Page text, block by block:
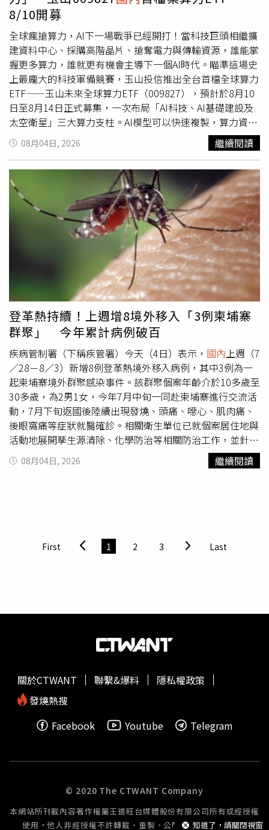
妻決定把原本的小型房車換成家庭休旅車。雖然雙薪收入穩
定，但房貸、教育基金與家庭生活支出同樣不能忽略。在陽
信銀行的協助下，夫妻重新調整自備款比例及貸款期數，讓
每月還款維持在家庭可負擔範圍，也保留充足的預備金。
「真正讓人安心的，不只是核貸，而是有人願意陪你一起規
畫。」陳小姐說。一般而言，新車貸款業務多半與銀行配
合，中古車商則較常選擇與金融公司配合。（圖／黃耀徵
攝）比的不只是利率，而是服務近年銀行車貸競爭日益激
烈，各家產品差異逐漸縮小。然而，對消費者而言，一筆好
的貸款，不只是利率是否優惠，更包括申辦流程是否透明、
費用是否清楚揭露、還款方式是否符合需求，以及是否有專
人提供完整諮詢。目前國內車貸市場，主要分為銀行與金融
公司兩大貸款體系，都有提供新車、中古車及原車融資的貸
款。以新車的貸款為例，一般銀行提供的利率，依還款期數
區別，約在3～4%左右，各銀行間差距不大；而金融公司則
因資金成本較高，利率在5～8%之間，比一般銀行高。一般
而言，新車車商的貸款業務多半會與銀行配合，中古車商則
較常選擇與金融公司配合。但消費者較少知道的是，不管是
購買新車或中古車，消費者都可以指定自己想要配合的銀
行。陽信銀行目前提供新車貸款、中古車貸款及原車融資等
多元產品，貸款期間最長可達84期，並清楚揭露貸款利率、
總費用年百分率（APR）、相關手續費及提前清償規定，協
助消費者在申辦前充分了解整體成本，而不是只比較表面的
利率數字。另一方面，陽信銀行也與
建立長期合作關係，從案件受理、文件準備到交車流程，都
累積豐富經驗，讓效率與服務兼顧。張經理表示：「我們一
直相信，車貸不是一筆交易，而是一段關係的開始。客戶今
天因為買車與陽信建立往來，未來可能還有房貸、理財、企
業融資等不同需求，因此我們希望建立的是長期信任，而不
是一次性的貸款服務。」即使同樣屬於銀行系統，從地方金
融轉型的陽信銀行，也較一般大型銀行更懂得服務客戶。張
經理舉例，曾有一位要辦理車貸的客戶，每天都要忙到很晚
才能回家，陽信的車貸專員也會配合時間到客戶家中辦理對
來愈快速，線上申辦、數位審核已成為趨勢。但科技可以縮
短等待時間，卻無法取代人與人之間建立的信任。陽信銀行
差距不大，但每一筆貸款的背後，卻都有不同的人生故事；
而銀行存在的價值，就是陪伴這些故事，走得更長、更
陽信銀行始終沒有改變的，是對人的重視。因為一輛車，承
載的不只是移動。一筆車貸，承載的也不只是資金。它承載
的，是一家人的生活、一位創業者的夢想、一段人生即將展
開的新旅程。陽信銀行希望陪伴的，不只是那輛車，更是車
通報。防檢署各分署亦將依轄區風險，持續強化旅客行李安
檢、X光判讀、人工查驗及檢疫宣導，嚴守國境防線。應變
中心提醒，為強化風險控管 ，今日已公告暫停金門地區豬
肉及其加工產品輸往臺灣本島及其他離島，至少須連續1週
無疫情發生，始得解除相關管制措施。應變中心呼籲，民眾
如於岸際發現疑似海漂豬隻或其他動物屍體，切勿接觸、搬
動或自行處理，應立即通報海巡或地方動物防疫機關。旅客
切勿違規攜帶豬肉及其製品入境；養豬場亦應落實人員及車
輛門禁、進出消毒、場區環境清潔及異常死亡通報，共同防
8/10開募
全球瘋搶算力，AI下一場戰爭已經開打！當科技巨頭相繼擴
建資料中心、採購高階晶片、搶奪電力與傳輸資源，誰能掌
握更多算力，誰就更有機會主導下一個AI時代。瞄準這場史
上最龐大的科技軍備競賽，玉山投信推出全台首檔全球算力
ETF——玉山未來全球算力ETF（009827），預計於8月10
日至8月14日正式募集，一次布局「AI科技、AI基礎建設及
太空衛星」三大算力支柱。AI模型可以快速複製，算力資源
卻不是說有就有。晶片產能、資料中心空間、穩定電力與高
速網路，正成為全球科技巨頭爭相搶奪的稀缺資產。這也讓
鏈，形成更長、更廣、也更具延續性的成長賽道。台股後續
最有力的成長引擎，仍然是AI。只是下一波受惠主角，將從
晶圓代工與伺服器，全面擴散至記憶體、散熱、電源、重
電、資料中心與網通。放眼全球，2026年美股11大產業獲
利預估全面正成長，其中科技產業獲利成長預估達43.4%，
僅次於能源65.3%，顯示這波AI行情不只靠想像，更有企業
獲利作為強力後盾。009827以AI科技50%、AI基礎建設
30%、太空衛星20%的配置，直攻AI從晶片走向完整算力生
態系的爆發商機。009827布局版圖一路從地面延伸至太
空：AI科技涵蓋半導體、雲端運算及AI軟體；AI基礎建設納
入資料中心、電力公用事業、替代能源、工業電氣與發電設
備；太空衛星則掌握設備與服務。這不是押一檔熱門股，而
是一次包辦AI運作不可或缺的整條算力命脈。這場算力大
戰，也早已被全球科技領袖點名。OpenAI執行長山姆．奧
特曼指出，未來算力將成為全球最昂貴、最重要的資源之
一；NVIDIA執行長黃仁勳更直言，AI已從技術展示走向實際
獲利，「算力就是營收，算力就是利潤」，企業擁有的算力
愈多、運算效率愈高，就能產出更多可創造收益的Token，
也讓算力由科技規格正式升級為企業成長與營收競爭的核
心；SpaceX執行長伊隆．馬斯克則持續看好太空運算發
展，認為未來太空算力規模有機會超越地面。這股席捲全球
化報酬率達25.7%，展現亮眼的成長動能報酬。隨著全球科
技巨頭持續擴大AI基礎建設投資，算力正從科技產業的幕後
08月04日, 2026 繼續閱讀
登革熱持續！上週增8境外移入「3例柬埔寨
群聚」 今年累計病例破百
疾病管制署（下稱疾管署）今天（4日）表示， 國內上週（7
／28－8／3）新增8例登革熱境外移入病例，其中3例為一
起柬埔寨境外群聚感染事件。該群聚個案年齡介於10多歲至
30多歲，為2男1女，今年7月中旬一同赴柬埔寨進行交流活
動，7月下旬返國後陸續出現發燒、頭痛、噁心、肌肉痛、
後眼窩痛等症狀就醫確診。相關衛生單位已就個案居住地與
活動地展開孳生源清除、化學防治等相關防治工作，並針對
同團成員健康追蹤。本案預計監測至8月6日。疾管署監測資
料顯示，今年截至8月3日，累計111例登革熱確定病例，其
截至6月全球累計報告158萬餘例病例，主要分布於美洲，
以巴西、哥倫比亞、玻利維亞等國病例數為多；亞洲鄰近國
升，今年迄今報告逾2.8萬例病例。疾管署說明，國際間登
升，境外感染風險提高，且依據氣象預測顯示，聖嬰現象未
來數月可能進一步增強，由於聖嬰現象利於登革熱傳播，又
後14天內如出現不適症狀儘速就醫，並告知醫師旅遊史，以
利醫師判斷。疾管署提醒民眾，不論暑假出遊或是出國，從
含敵避（DEET）、派卡瑞丁（Picaridin）或伊默克（IR-
追蹤，另亦於各航空站透過多元管道衛教宣導，呼籲民眾返
國入境時如有發燒、頭痛、後眼窩痛、肌肉關節痛等登革熱
疑似症狀，請主動告知機場檢疫人員。也籲請醫療院所提高
08月04日, 2026 繼續閱讀
First 1 2 3 Last
知道了，請關閉視窗
關於CTWANT 聯繫&爆料
隱私權政策
發燒熱搜
Facebook
Youtube Telegram
© 2020 The CTWANT Company
本網站所刊載內容著作權屬王道旺台媒體股份有限公司所有或經授權
使用，他人非經授權不許轉載、重製、公開播送或公開傳輸。